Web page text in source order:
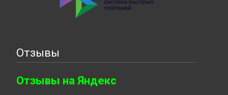
Отзывы
Отзывы на Яндекс